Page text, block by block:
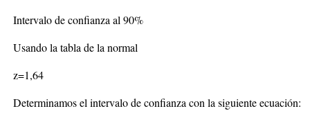
Intervalo de confianza al 90%
Usando la tabla de la normal
z=1,64
Determinamos el intervalo de confianza con la siguiente ecuación: